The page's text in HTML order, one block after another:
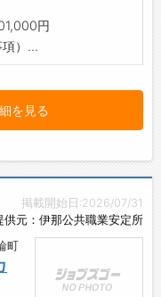
円
項）...
を見る
掲載開始日:2026/07/31
供元：伊那公共職業安定所
町